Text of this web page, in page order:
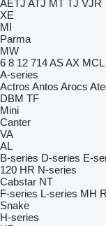
AETJ ATJ MT TJ VJR
XE
MI
Parma
MW
6 8 12 714ASAX MCL
A-series
Actros Antos Arocs
DBM TF
Mini
Canter
VA
AL
B-series D-series E-
120 HR N-series
Cabstar NT
F-series L-series MH
Snake
H-series